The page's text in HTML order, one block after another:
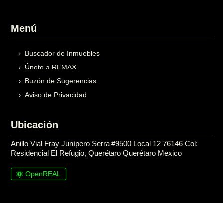
Menú
Buscador de Inmuebles
Únete a REMAX
Buzón de Sugerencias
Aviso de Privacidad
Ubicación
Anillo Vial Fray Junípero Serra #9500 Local 12 76146 Col:
Residencial El Refugio, Querétaro Querétaro Mexico
OpenREAL